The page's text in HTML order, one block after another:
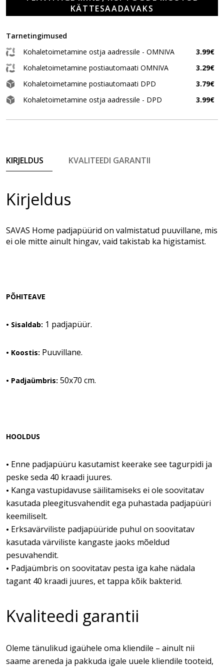
KÄTTESAADAVAKS
Tarnetingimused
Kohaletoimetamine ostja aadressile - OMNIVA
3.99€
Kohaletoimetamine postiautomaati OMNIVA
3.29€
Kohaletoimetamine postiautomaati DPD
3.79€
Kohaletoimetamine ostja aadressile - DPD
3.99€
KIRJELDUS KVALITEEDI GARANTII
Kirjeldus
SAVAS Home padjapüürid on valmistatud puuvillane, mis
ei ole mitte ainult hingav, vaid takistab ka higistamist.
PÕHITEAVE
• Sisaldab: 1 padjapüür.
• Koostis: Puuvillane.
• Padjaümbris: 50x70 cm.
HOOLDUS
• Enne padjapüüru kasutamist keerake see tagurpidi ja
peske seda 40 kraadi juures.
• Kanga vastupidavuse säilitamiseks ei ole soovitatav
kasutada pleegitusvahendit ega puhastada padjapüüri
keemiliselt.
• Erksavärviliste padjapüüride puhul on soovitatav
kasutada värviliste kangaste jaoks mõeldud
pesuvahendit.
• Padjaümbris on soovitatav pesta iga kahe nädala
tagant 40 kraadi juures, et tappa kõik bakterid.
Kvaliteedi garantii
Oleme tänulikud igaühele oma kliendile – ainult nii
saame areneda ja pakkuda igale uuele kliendile tooteid,